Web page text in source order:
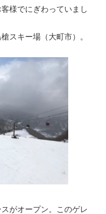
様でにぎわっていまし
スキー場（大町市）。
がオープン。このゲレ